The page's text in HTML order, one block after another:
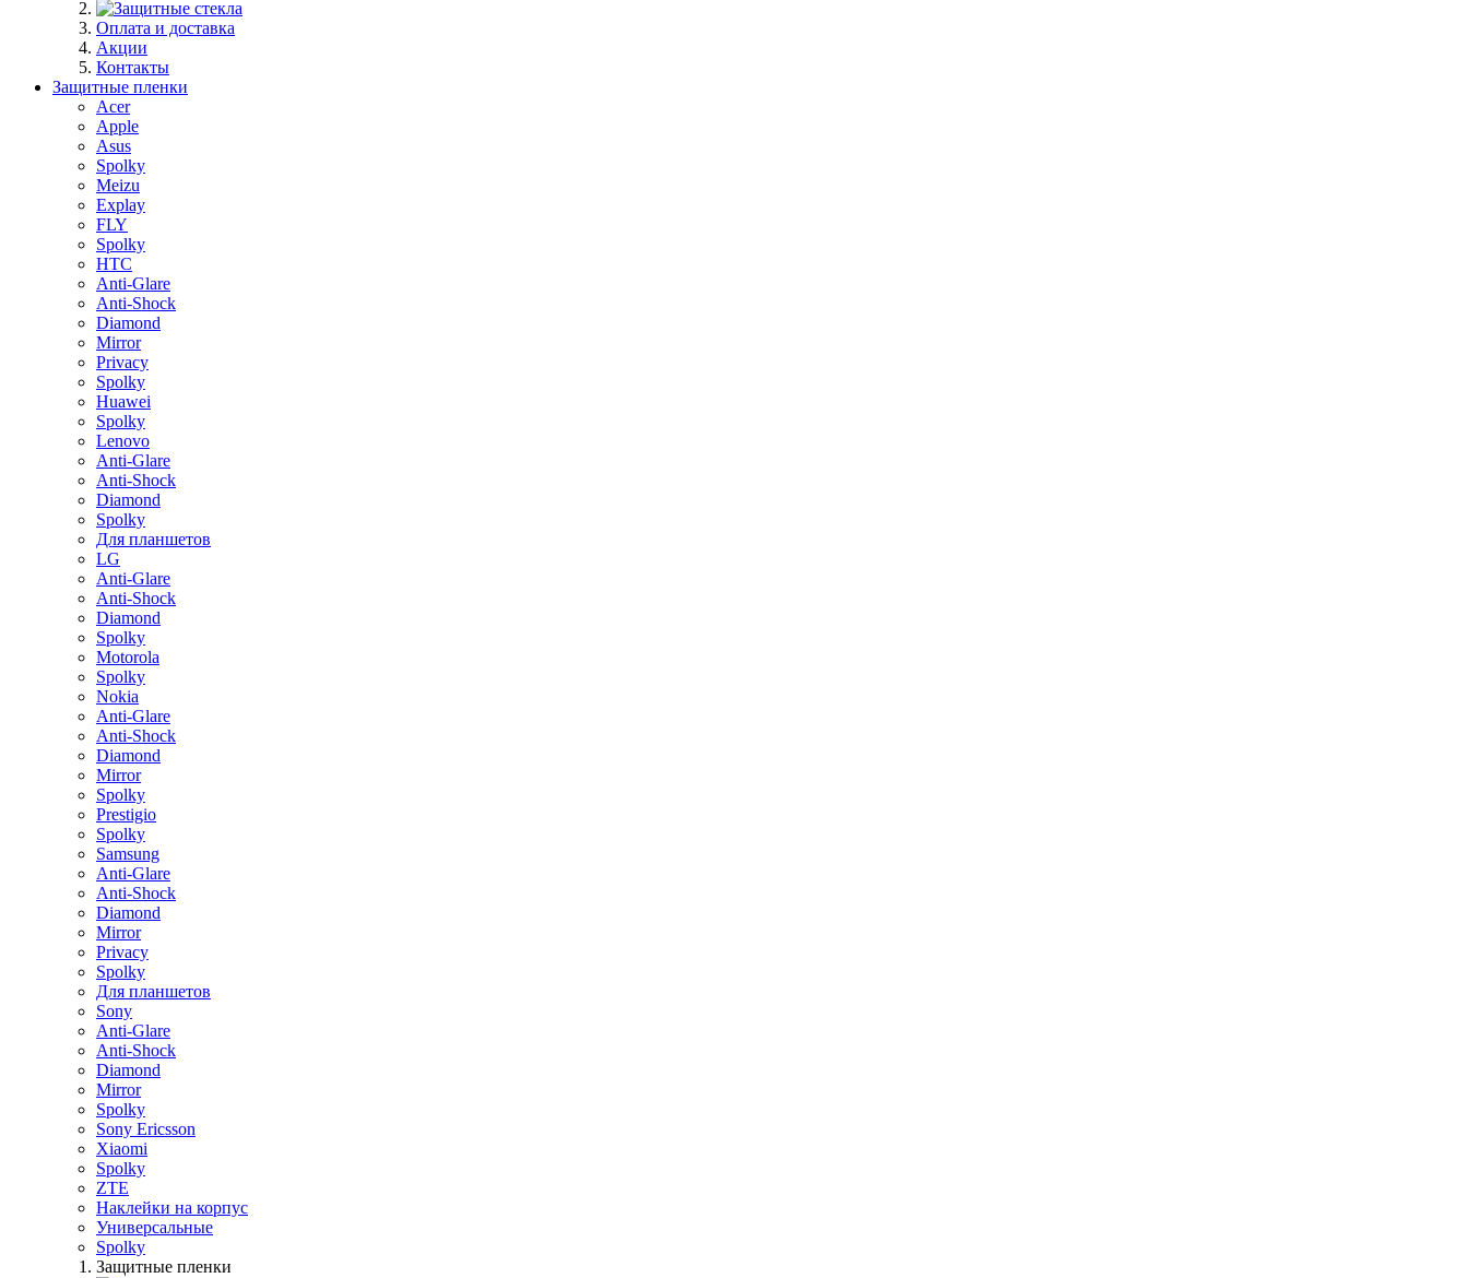
Оплата и доставка
Акции
Контакты
Защитные пленки
Acer
Apple
Asus
Spolky
Meizu
Explay
FLY
Spolky
HTC
Anti-Glare
Anti-Shock
Diamond
Mirror
Privacy
Spolky
Huawei
Spolky
Lenovo
Anti-Glare
Anti-Shock
Diamond
Spolky
Для планшетов
LG
Anti-Glare
Anti-Shock
Diamond
Spolky
Motorola
Spolky
Nokia
Anti-Glare
Anti-Shock
Diamond
Mirror
Spolky
Prestigio
Spolky
Samsung
Anti-Glare
Anti-Shock
Diamond
Mirror
Privacy
Spolky
Для планшетов
Sony
Anti-Glare
Anti-Shock
Diamond
Mirror
Spolky
Sony Ericsson
Xiaomi
Spolky
ZTE
Наклейки на корпус
Универсальные
Spolky
Защитные пленки